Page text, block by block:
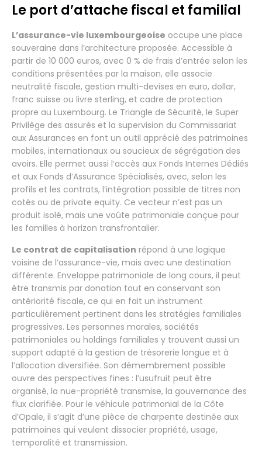
Le port d’attache fiscal et familial
L’assurance-vie luxembourgeoise occupe une place
souveraine dans l’architecture proposée. Accessible à
partir de 10 000 euros, avec 0 % de frais d’entrée selon les
conditions présentées par la maison, elle associe
neutralité fiscale, gestion multi-devises en euro, dollar,
franc suisse ou livre sterling, et cadre de protection
propre au Luxembourg. Le Triangle de Sécurité, le Super
Privilège des assurés et la supervision du Commissariat
aux Assurances en font un outil apprécié des patrimoines
mobiles, internationaux ou soucieux de ségrégation des
avoirs. Elle permet aussi l’accès aux Fonds Internes Dédiés
et aux Fonds d’Assurance Spécialisés, avec, selon les
profils et les contrats, l’intégration possible de titres non
cotés ou de private equity. Ce vecteur n’est pas un
produit isolé, mais une voûte patrimoniale conçue pour
les familles à horizon transfrontalier.
Le contrat de capitalisation répond à une logique
voisine de l’assurance-vie, mais avec une destination
différente. Enveloppe patrimoniale de long cours, il peut
être transmis par donation tout en conservant son
antériorité fiscale, ce qui en fait un instrument
particulièrement pertinent dans les stratégies familiales
progressives. Les personnes morales, sociétés
patrimoniales ou holdings familiales y trouvent aussi un
support adapté à la gestion de trésorerie longue et à
l’allocation diversifiée. Son démembrement possible
ouvre des perspectives fines : l’usufruit peut être
organisé, la nue-propriété transmise, la gouvernance des
flux clarifiée. Pour le véhicule patrimonial de la Côte
d’Opale, il s’agit d’une pièce de charpente destinée aux
patrimoines qui veulent dissocier propriété, usage,
temporalité et transmission.